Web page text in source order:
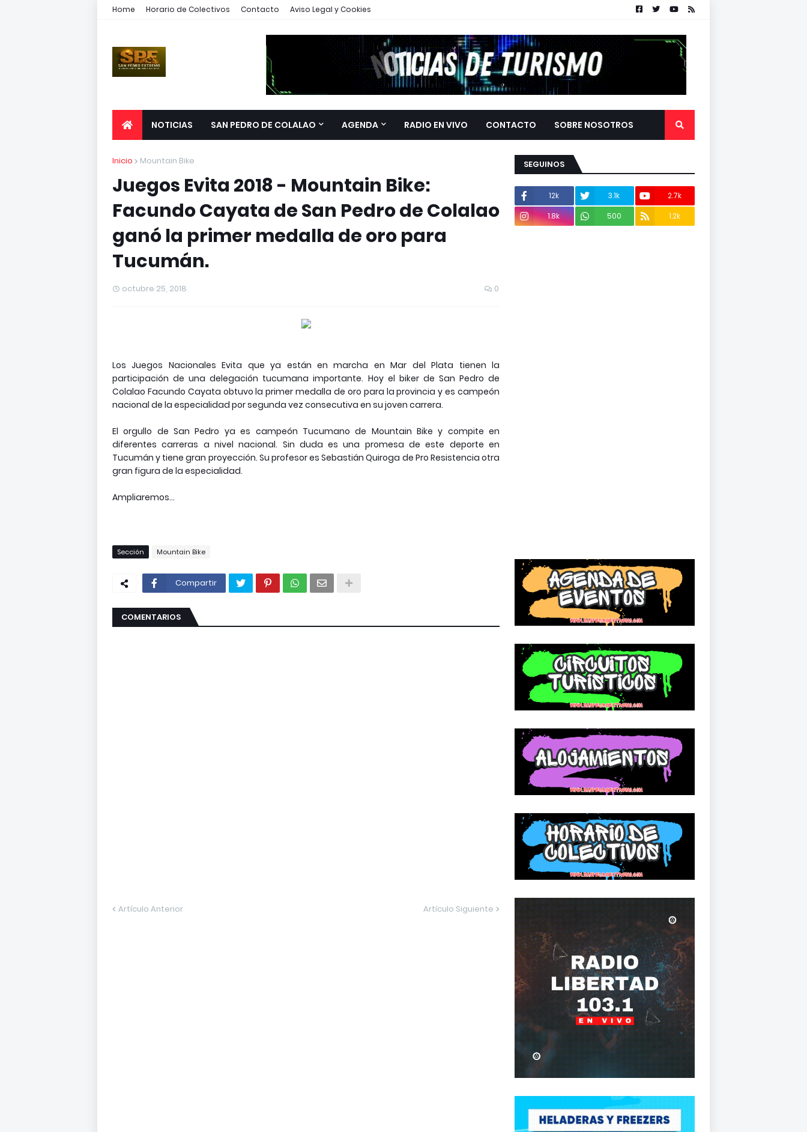
Home Horario de Colectivos Contacto Aviso Legal y Cookies
NOTICIAS SAN PEDRO DE COLALAO AGENDA RADIO EN VIVO CONTACTO SOBRE NOSOTROS
Inicio Mountain Bike
Juegos Evita 2018 - Mountain Bike:
Facundo Cayata de San Pedro de Colalao
ganó la primer medalla de oro para
Tucumán.
octubre 25, 2018 0
Los Juegos Nacionales Evita que ya están en marcha en Mar del Plata tienen la
participación de una delegación tucumana importante. Hoy el biker de San Pedro de
Colalao Facundo Cayata obtuvo la primer medalla de oro para la provincia y es campeón
nacional de la especialidad por segunda vez consecutiva en su joven carrera.
El orgullo de San Pedro ya es campeón Tucumano de Mountain Bike y compite en
diferentes carreras a nivel nacional. Sin duda es una promesa de este deporte en
Tucumán y tiene gran proyección. Su profesor es Sebastián Quiroga de Pro Resistencia otra
gran figura de la especialidad.
Ampliaremos...
Sección Mountain Bike
Compartir
COMENTARIOS
Artículo Anterior Artículo Siguiente
SEGUINOS
12k 3.1k
2.7k
1.8k
500 1.2k